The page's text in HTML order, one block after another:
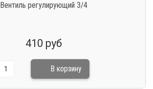
Вентиль регулирующий 3/4
410 руб